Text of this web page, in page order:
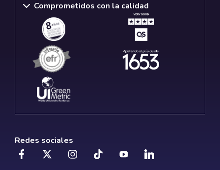
Comprometidos con la calidad
Redes sociales